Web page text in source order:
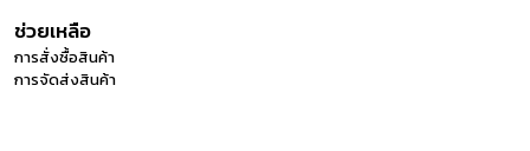
ช่วยเหลือ
การสั่งซื้อสินค้า
การจัดส่งสินค้า